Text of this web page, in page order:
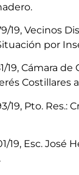
19, Vecinos
por
19, Cámara
Costillares
19, Pto. Res.:
19, Esc. José